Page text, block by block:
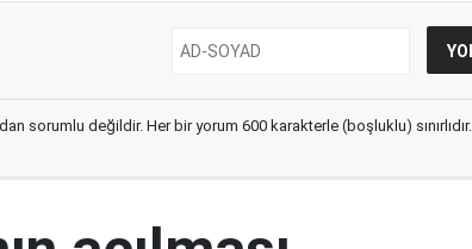
sorumlu değildir. Her bir yorum 600 karakterle (boşluklu) sınırlıdır.